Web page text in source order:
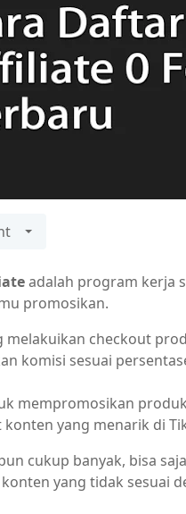
adalah program kerja
promosikan.
melakuikan checkout
komisi sesuai
mempromosikan
yang menarik di
cukup banyak, bisa
yang tidak sesuai